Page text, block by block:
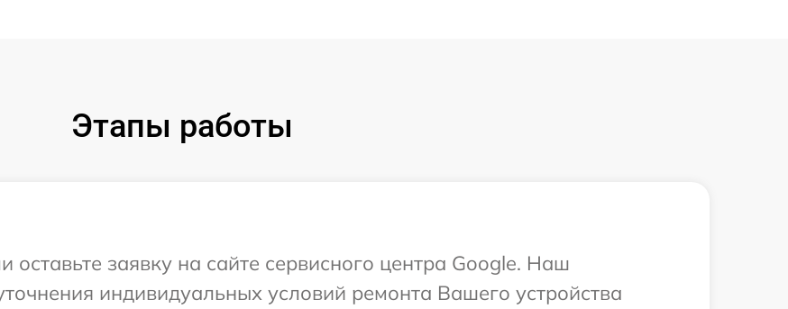
Этапы работы
заявку на сайте сервисного центра Google. Наш
индивидуальных условий ремонта Вашего устройства